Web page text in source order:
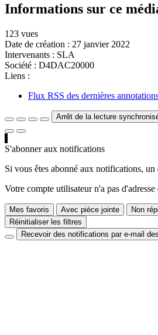
Informations sur ce
123 vues
Date de création : 27 janvier 2022
Intervenants : SLA
Société : D4DAC20000
Liens :
Flux RSS des dernières
Arrêt de la lecture
S'abonner aux notifications
Si vous êtes abonné aux notifications,
Votre compte utilisateur n'a pas d'adresse
Mes favoris Avec pièce jointe Non
Réinitialiser les filtres
Recevoir des notifications par e-mail